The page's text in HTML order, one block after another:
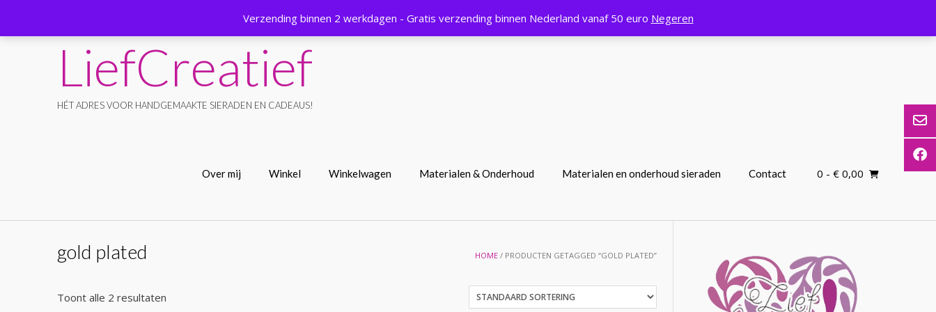
Verzending binnen 2 werkdagen - Gratis verzending binnen Nederland vanaf 50 euro Negeren
de
LiefCreatief
HÉT ADRES VOOR HANDGEMAAKTE SIERADEN EN CADEAUS!
Over mij Winkel Winkelwagen Materialen & Onderhoud Materialen en onderhoud sieraden Contact 0 - € 0,00
HOME / PRODUCTEN GETAGGED “GOLD PLATED”
gold plated
Toont alle 2 resultaten